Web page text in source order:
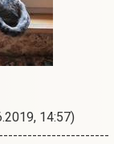
14:57)